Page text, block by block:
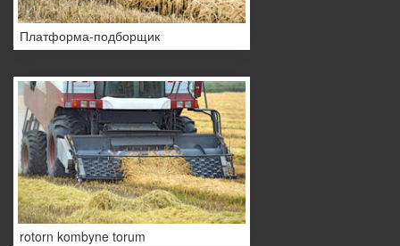
Платформа-подборщик
rotorn kombyne torum